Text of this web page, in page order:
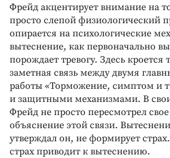
Фрейд акцентирует внимание на
просто слепой физиологический
опирается на психологические
вытеснение, как первоначально
порождает тревогу. Здесь кроется
заметная связь между двумя
работы «Торможение, симптом и
и защитными механизмами. В
Фрейд не просто пересмотрел
объяснение этой связи.
утверждал он, не формирует
страх приводит к вытеснению.